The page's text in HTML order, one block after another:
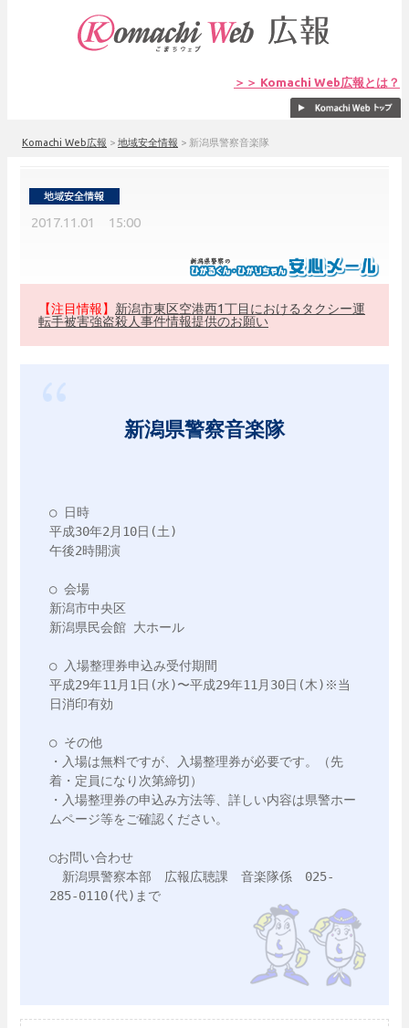
＞＞ Komachi Web広報とは？
Komachi Web広報 > 地域安全情報 > 新潟県警察音楽隊
2017.11.01 15:00
【注目情報】 新潟市東区空港西1丁目におけるタクシー運
転手被害強盗殺人事件情報提供のお願い
新潟県警察音楽隊
○ 日時
平成30年2月10日(土)
午後2時開演
○ 会場
新潟市中央区
新潟県民会館 大ホール
○ 入場整理券申込み受付期間
平成29年11月1日(水)〜平成29年11月30日(木)※当
日消印有効
○ その他
・入場は無料ですが、入場整理券が必要です。（先
着・定員になり次第締切）
・入場整理券の申込み方法等、詳しい内容は県警ホー
ムページ等をご確認ください。
○お問い合わせ
新潟県警察本部　広報広聴課　音楽隊係　025-
285-0110(代)まで